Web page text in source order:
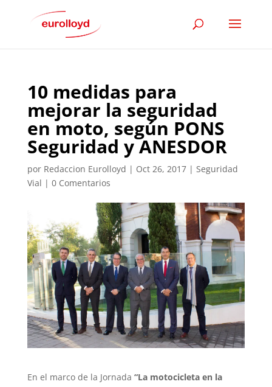
10 medidas para
mejorar la seguridad
en moto, según PONS
Seguridad y ANESDOR
por Redaccion Eurolloyd | Oct 26, 2017| Seguridad
Vial | 0 Comentarios
En el marco de la Jornada “La motocicleta en la